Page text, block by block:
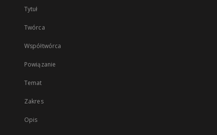
Tytuł
Twórca
Współtwórca
Powiązanie
Temat
Zakres
Opis